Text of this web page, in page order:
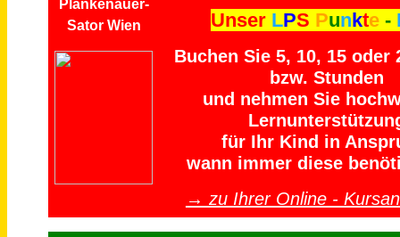
Unser LPS Punkte -
Buchen Sie 5, 10, 15 oder
bzw. Stunden
und nehmen Sie
für Ihr Kind in
wann immer diese
→ zu Ihrer Online -